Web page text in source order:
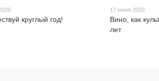
круглый год!
17 июля 2020
Вино, как
лет